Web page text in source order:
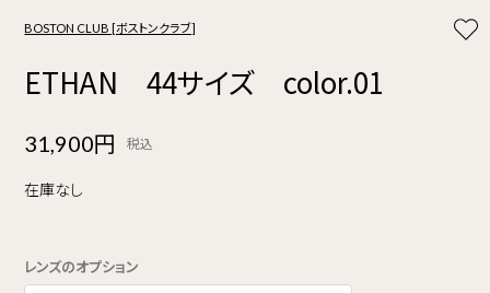
BOSTON CLUB [ボストンクラブ]
ETHAN 44サイズ color.01
31,900円 税込
在庫なし
レンズのオプション